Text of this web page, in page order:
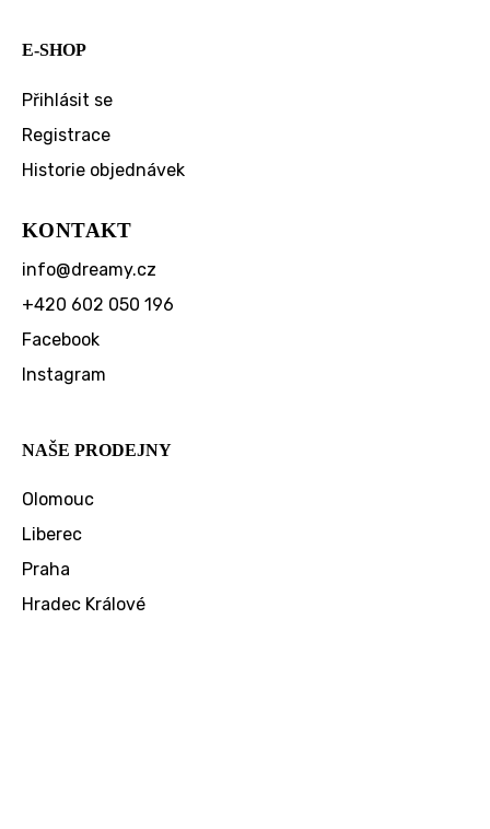
E-SHOP
Přihlásit se
Registrace
Historie objednávek
KONTAKT
info@dreamy.cz
+420 602 050 196
Facebook
Instagram
NAŠE PRODEJNY
Olomouc
Liberec
Praha
Hradec Králové